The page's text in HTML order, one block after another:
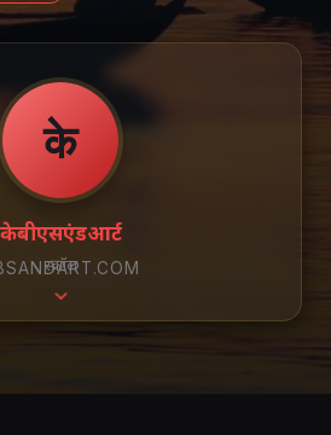
के
केबीएसएंडआर्ट
स्क्रॉल